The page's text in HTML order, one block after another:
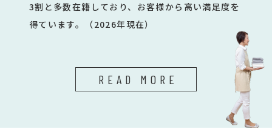
3割と多数在籍しており、お客様から高い満足度を
得ています。（2026年現在）
READ MORE